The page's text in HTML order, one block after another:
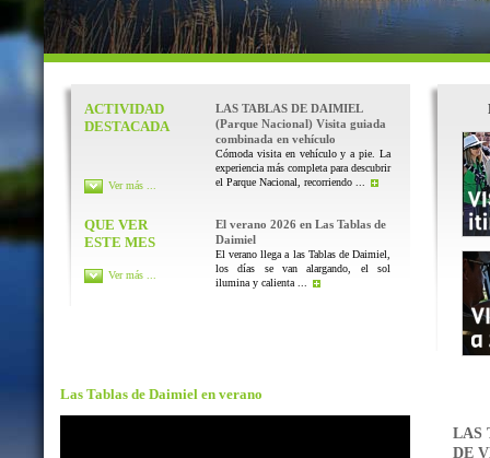
ACTIVIDAD
DESTACADA
LAS TABLAS DE DAIMIEL
(Parque Nacional) Visita guiada
combinada en vehículo
Cómoda visita en vehículo y a pie. La
experiencia más completa para descubrir
el Parque Nacional, recorriendo ...
Ver más ...
QUE VER
ESTE MES
El verano 2026 en Las Tablas de
Daimiel
El verano llega a las Tablas de Daimiel,
los días se van alargando, el sol
ilumina y calienta ...
Ver más ...
Las Tablas de Daimiel en verano
LAS
DE